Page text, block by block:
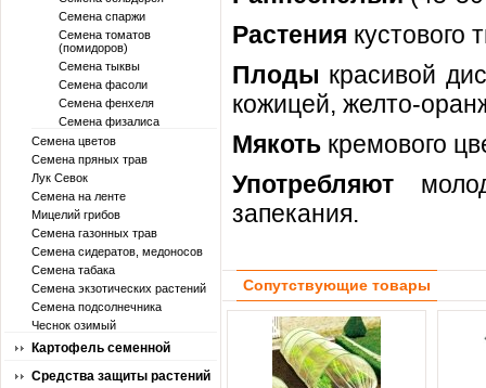
Семена спаржи
Семена томатов
(помидоров)
Семена тыквы
Семена фасоли
Семена фенхеля
Семена физалиса
Семена цветов
Семена пряных трав
Лук Севок
Семена на ленте
Мицелий грибов
Семена газонных трав
Семена сидератов, медоносов
Семена табака
Семена экзотических растений
Семена подсолнечника
Чеснок озимый
Картофель семенной
Средства защиты растений
Растения кустового
Плоды красивой
кожицей, желто-
Мякоть кремового
Употребляют
запекания.
Сопутствующие товары